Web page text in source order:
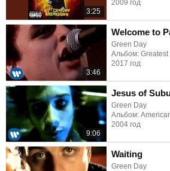
3:25
2009 год
3:46
Welcome to
Green Day
Альбом: Greatest
2017 год
9:06
Jesus of
Green Day
Альбом:
2004 год
Waiting
Green Day